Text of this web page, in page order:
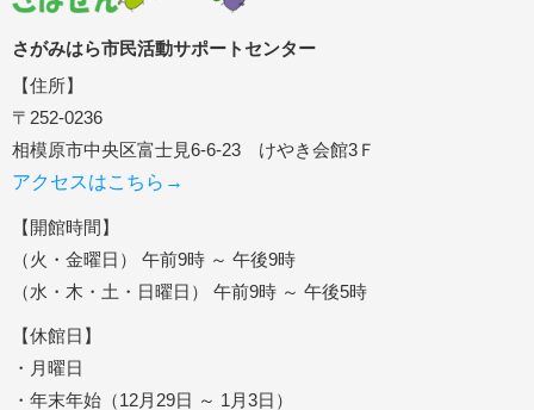
さがみはら市民活動サポートセンター
【住所】
〒252-0236
相模原市中央区富士見6-6-23 けやき会館3Ｆ
アクセスはこちら→
【開館時間】
（火・金曜日） 午前9時 ～ 午後9時
（水・木・土・日曜日） 午前9時 ～ 午後5時
【休館日】
・月曜日
・年末年始（12月29日 ～ 1月3日）